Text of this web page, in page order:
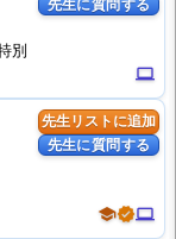
先生に質問する
computer
別
先生リストに追加
先生に質問する
schoolverifiedcomputer